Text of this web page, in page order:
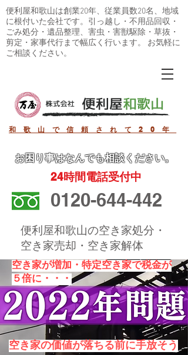
便利屋和歌山は創業20年、従業員数20名、地域
に根付いた会社です。引っ越し・不用品回収・
ごみ処分・遺品整理、害虫・害獣駆除・草抜・
剪定・家事代行まで幅広く行います。 お気軽に
ご相談ください。
和歌山で信頼されて20年
お困り事はなんでも相談ください。
24時間電話受付中
0120-644-442
便利屋和歌山の空き家処分・
空き家売却・空き家解体
空き家の価値が落ちる前に手放そう
空き家が増加・特定空き家で税金が
５倍に・・・